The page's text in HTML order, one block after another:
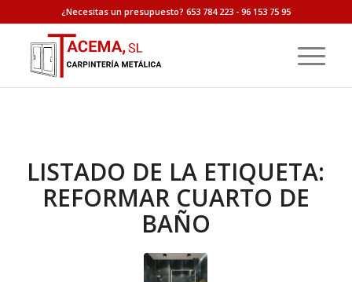
¿Necesitas un presupuesto? 653 784 223 - 96 153 75 95
LISTADO DE LA ETIQUETA:
REFORMAR CUARTO DE
BAÑO